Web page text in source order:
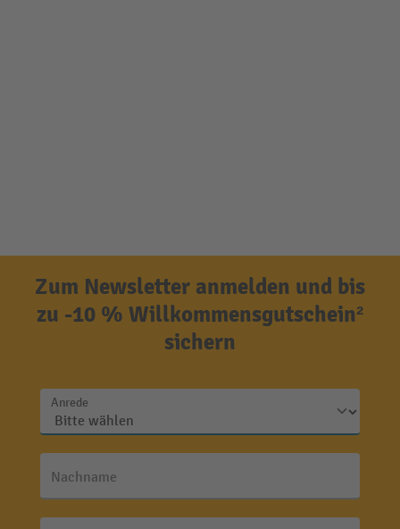
Zum Newsletter anmelden und bis
zu -10 % Willkommensgutschein²
sichern
Anrede
Nachname